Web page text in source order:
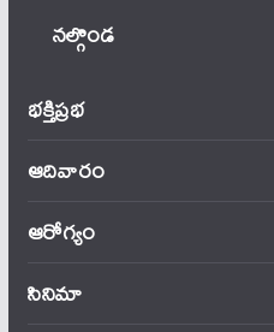
నల్గొండ
భక్తిప్రభ
ఆదివారం
ఆరోగ్యం
సినిమా